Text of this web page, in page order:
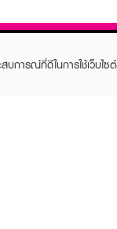
บการณ์ที่ดีในการใช้เว็บ